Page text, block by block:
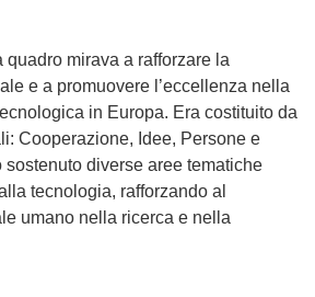
quadro mirava a rafforzare la
e a promuovere l’eccellenza nella
in Europa. Era costituito da
Cooperazione, Idee, Persone e
diverse aree tematiche
tecnologia, rafforzando al
umano nella ricerca e nella